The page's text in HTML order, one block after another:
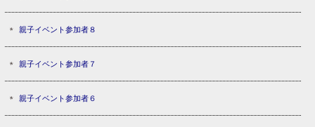
親子イベント参加者８
親子イベント参加者７
親子イベント参加者６